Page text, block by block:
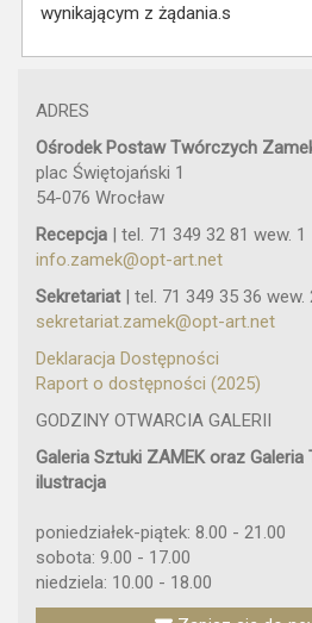
wynikającym z żądania.s
ADRES
Ośrodek Postaw Twórczych
plac Świętojański 1
54-076 Wrocław
Recepcja | tel. 71 349 32 81 wew. 1
info.zamek@opt-art.net
Sekretariat | tel. 71 349 35 36 wew.
sekretariat.zamek@opt-art.net
Deklaracja Dostępności
Raport o dostępności (2025)
GODZINY OTWARCIA GALERII
Galeria Sztuki ZAMEK oraz
ilustracja
poniedziałek-piątek: 8.00 - 21.00
sobota: 9.00 - 17.00
niedziela: 10.00 - 18.00